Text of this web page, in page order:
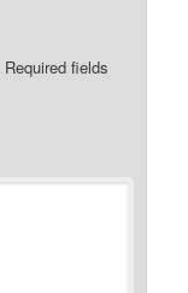
Required fields